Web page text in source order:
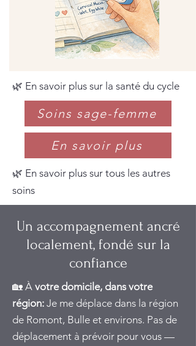
🌿 En savoir plus sur la santé du cycle
Soins sage-femme
En savoir plus
🌿 En savoir plus sur tous les autres
soins
Un accompagnement ancré
localement, fondé sur la
confiance
🏡 À votre domicile, dans votre
région: Je me déplace dans la région
de Romont, Bulle et environs. Pas de
déplacement à prévoir pour vous —